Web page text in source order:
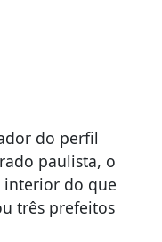
do perfil
paulista, o
interior do que
três prefeitos